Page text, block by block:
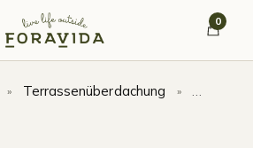
0
» Terrassenüberdachung »